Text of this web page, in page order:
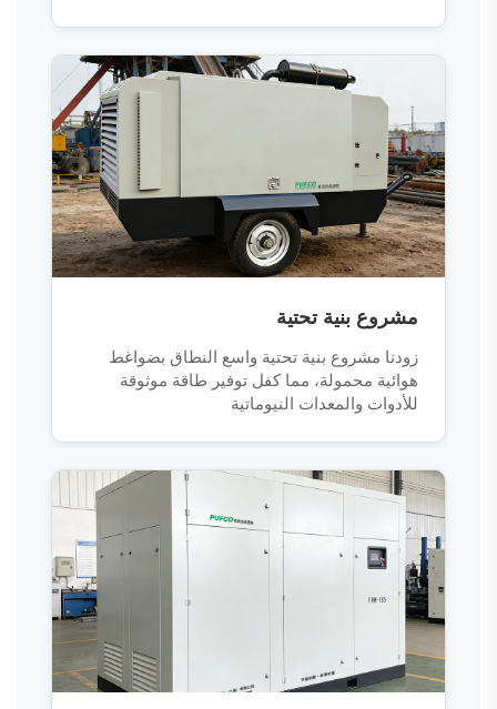
مشروع بنية تحتية
زودنا مشروع بنية تحتية واسع النطاق بضواغط
هوائية محمولة، مما كفل توفير طاقة موثوقة
للأدوات والمعدات النيوماتية